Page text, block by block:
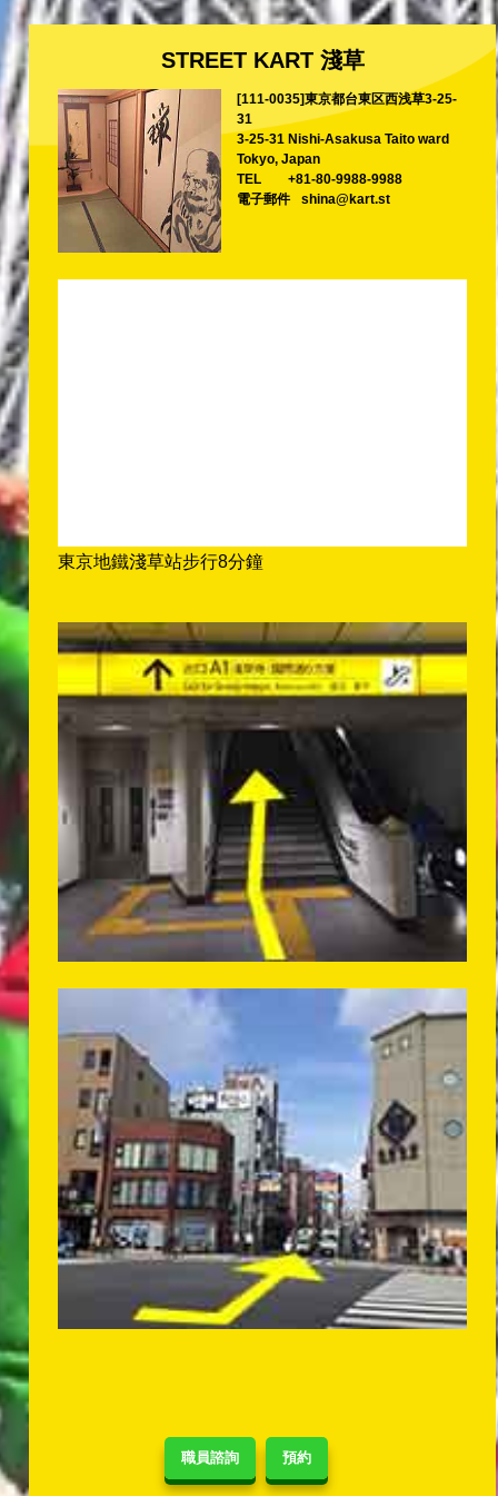
職員諮詢 預約
STREET KART 淺草
[111-0035]東京都台東区西浅草3-25-
31
3-25-31 Nishi-Asakusa Taito ward
Tokyo, Japan
TEL
+81-80-9988-9988
電子郵件
shina@kart.st
東京地鐵淺草站步行8分鐘